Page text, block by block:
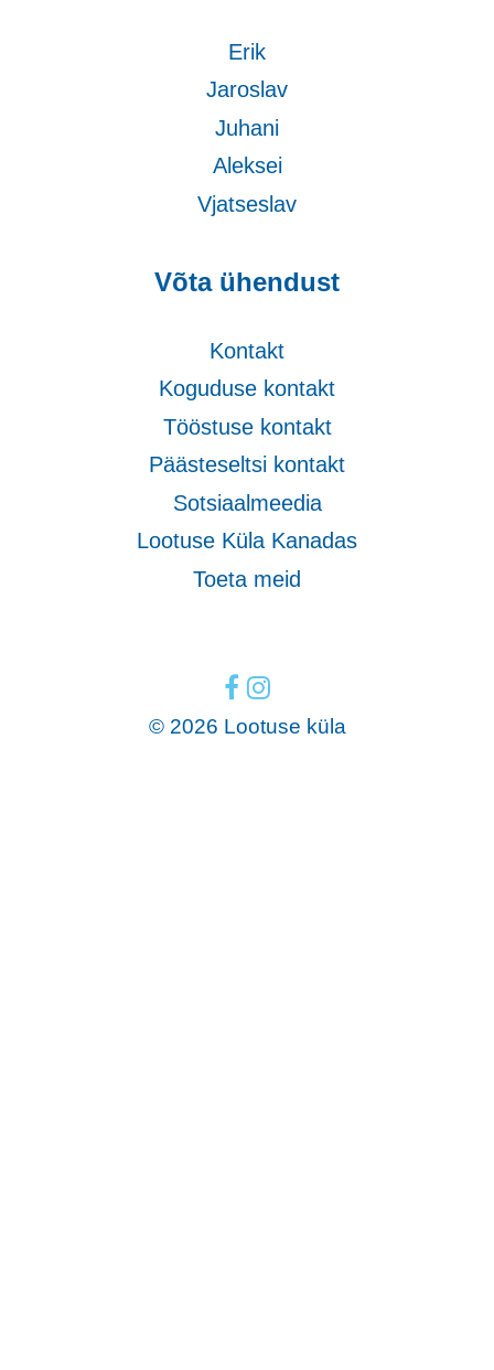
Erik
Jaroslav
Juhani
Aleksei
Vjatseslav
Võta ühendust
Kontakt
Koguduse kontakt
Tööstuse kontakt
Päästeseltsi kontakt
Sotsiaalmeedia
Lootuse Küla Kanadas
Toeta meid
© 2026 Lootuse küla